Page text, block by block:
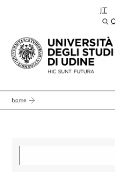
Passa al contenuto
IT
home